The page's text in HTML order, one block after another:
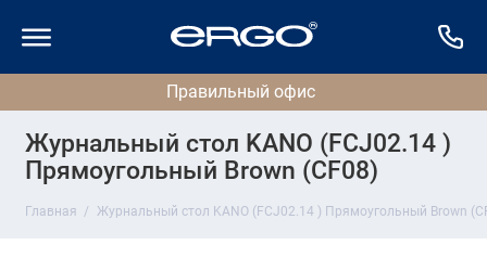
Журнальный стол KANO (FCJ02.14 )
Прямоугольный Brown (CF08)
Главная Журнальный стол KANO (FCJ02.14 ) Прямоугольный Brown